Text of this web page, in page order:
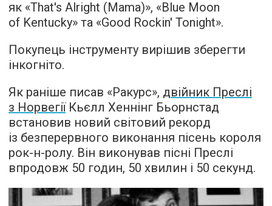
як «That's Alright (Mama)», «Blue Moon
of Kentucky» та «Good Rockin' Tonight».
Покупець інструменту вирішив зберегти
інкогніто.
Як раніше писав «Ракурс», двійник Преслі
з НорвегіїКьєлл Хеннінг Бьорнстад
встановив новий світовий рекорд
із безперервного виконання пісень короля
рок-н-ролу. Він виконував пісні Преслі
впродовж 50 годин, 50 хвилин і 50 секунд.